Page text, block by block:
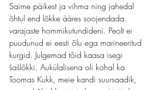
Saime päikest ja vihma ning jahedal
õhtul end lõkke ääres soojendada
varajaste hommikutundideni. Peolt ei
puudunud ei eesti õlu ega marineeritud
kurgid. Julgemad tõid kaasa isegi
šašlõkki. Aukülalisena oli kohal ka
Toomas Kukk, meie kandi suursaadik,